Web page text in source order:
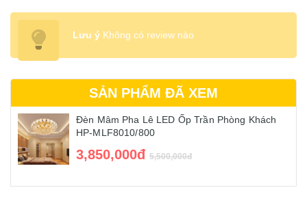
Lưu ý Không có review nào
SẢN PHẨM ĐÃ XEM
Đèn Mâm Pha Lê LED Ốp Trần Phòng Khách
HP-MLF8010/800
3,850,000đ 5,500,000đ